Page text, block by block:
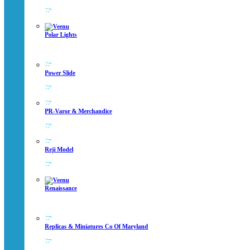
Polar Lights
Power Slide
PR-Varor & Merchandice
Reji Model
Renaissance
Replicas & Miniatures Co Of Maryland